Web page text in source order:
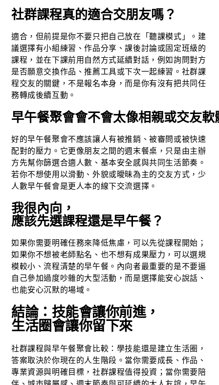
社群課程真的適合交朋友嗎？
適合，但前提是你不要只把自己放在「聽課模式」。建
議選擇有小組練習、作品分享、課後討論或固定班級的
課程，並在下課前用自然方式延續對話，例如詢問對方
是否願意交換作品、推薦工具或下次一起練習。社群課
程交友的關鍵，不是報名本身，而是你有沒有把共同任
務轉成後續互動。
早午餐聚會會不會太像相親或交友軟
好的早午餐聚會不應該讓人有被推銷、被審問或被快速
配對的壓力。它更像朋友之間的週末餐桌，只是由主辦
方先幫你篩選合適人數、基本安全感與共同生活節奏。
若你不想使用以滑動、外貌或曖昧為主的交友方式，少
人數早午餐會是更人本的線下交流選擇。
我很內向，
應該先選課程還是早午餐？
如果你需要明確任務來降低焦慮，可以先從課程開始；
如果你不想被老師點名、也不想有成果壓力，可以選規
模較小、流程清楚的早午餐。內向者最重要的是不要逼
自己參加過度吵雜的大型活動，而是選擇能安心說話、
也能安心沉默的場域。
結論：技能會讓你前進，
生活圈會讓你留下來
社群課程與早午餐聚會比較：學技能還是建立生活圈，
答案取決於你現在的人生階段。當你需要成長、作品、
專業資源與明確目標，社群課程值得投資；當你需要陪